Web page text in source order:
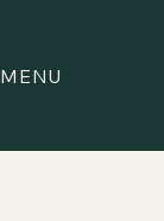
MENU